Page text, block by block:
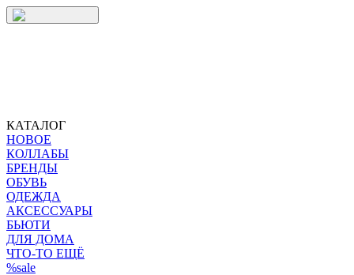
КАТАЛОГ
НОВОЕ
КОЛЛАБЫ
БРЕНДЫ
ОБУВЬ
ОДЕЖДА
АКСЕССУАРЫ
БЬЮТИ
ДЛЯ ДОМА
ЧТО-ТО ЕЩЁ
%sale